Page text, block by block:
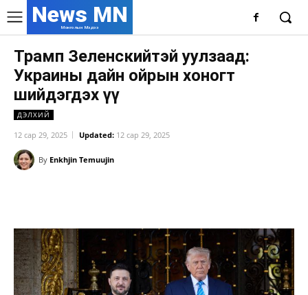
News MN
Монголын Мэдээ
Трамп Зеленскийтэй уулзаад:
Украины дайн ойрын хоногт
шийдэгдэх үү
ДЭЛХИЙ
12 сар 29, 2025 Updated: 12 сар 29, 2025
By Enkhjin Temuujin